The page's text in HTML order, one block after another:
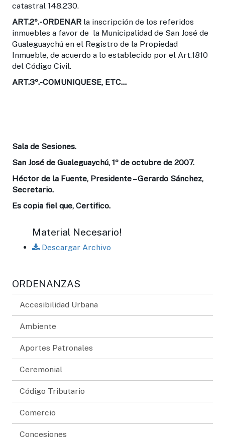
catastral 148.230.
ART.2º.-ORDENAR la inscripción de los referidos
inmuebles a favor de la Municipalidad de San José de
Gualeguaychú en el Registro de la Propiedad
Inmueble, de acuerdo a lo establecido por el Art.1810
del Código Civil.
ART.3º.-COMUNIQUESE, ETC...
Sala de Sesiones.
San José de Gualeguaychú, 1º de octubre de 2007.
Héctor de la Fuente, Presidente – Gerardo Sánchez,
Secretario.
Es copia fiel que, Certifico.
Material Necesario!
Descargar Archivo
ORDENANZAS
Accesibilidad Urbana
Ambiente
Aportes Patronales
Ceremonial
Código Tributario
Comercio
Concesiones